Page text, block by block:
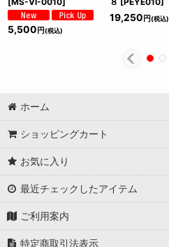
5,500 円(税込)
19,250 円(税込)
ホーム
ショッピングカート
お気に入り
最近チェックしたアイテム
ご利用案内
特定商取引法表示